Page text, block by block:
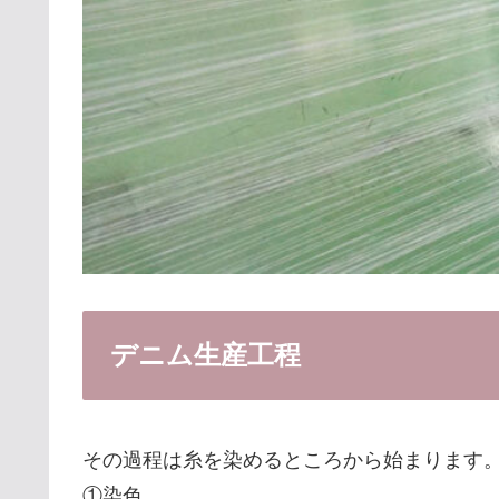
デニム生産工程
その過程は糸を染めるところから始まります